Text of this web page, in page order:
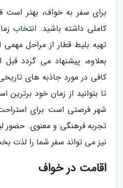
برای سفر به خواف، بهتر است
کاملی داشته باشید. انتخاب
تهیه بلیط قطار از مراحل
بعلاوه، پیشنهاد می گردد
کافی در مورد جاذبه های
تا بتوانید از زمان خود برترین
شهر فرصتی است برای
تجربه فرهنگی و معنوی.
نیز می تواند سفر شما را لذت
اقامت در خواف